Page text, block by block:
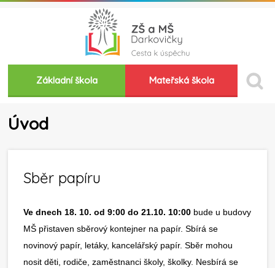
Základní škola Mateřská škola
Úvod
Sběr papíru
Ve dnech 18. 10. od 9:00 do 21.10. 10:00 bude u budovy
MŠ přistaven sběrový kontejner na papír. Sbírá se
novinový papír, letáky, kancelářský papír. Sběr mohou
nosit děti, rodiče, zaměstnanci školy, školky. Nesbírá se